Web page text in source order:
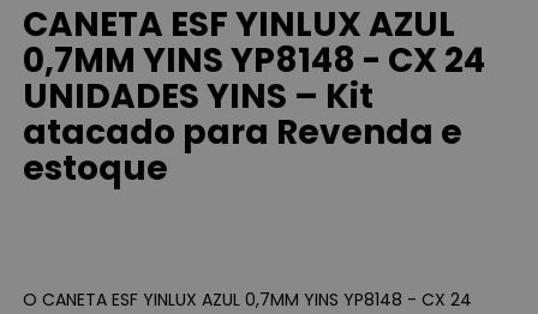
CANETA ESF YINLUX AZUL
0,7MM YINS YP8148 - CX 24
UNIDADES YINS – Kit
atacado para Revenda e
estoque
O CANETA ESF YINLUX AZUL 0,7MM YINS YP8148 - CX 24